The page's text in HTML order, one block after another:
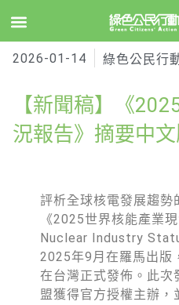
關於綠盟
大事記
綠盟團隊
聯絡資訊
捐款徵信
EN
2026-01-14 綠色公民行
【新聞稿】《
況報告》摘要中
評析全球核電發展趨勢
《2025世界核能產業
Nuclear Industry
2025年9月在羅馬出版
在台灣正式發佈。此次
盟獲得官方授權主辦